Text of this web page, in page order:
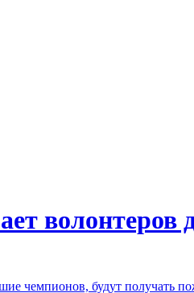
чемпионов, будут получать